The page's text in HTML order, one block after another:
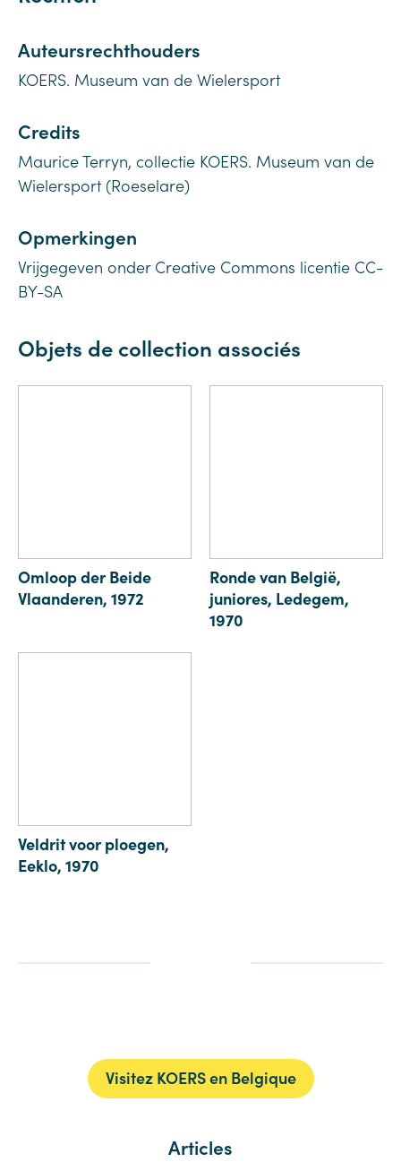
Auteursrechthouders
KOERS. Museum van de Wielersport
Credits
Maurice Terryn, collectie KOERS. Museum van de
Wielersport (Roeselare)
Opmerkingen
Vrijgegeven onder Creative Commons licentie CC-
BY-SA
Objets de collection associés
Omloop der Beide
Vlaanderen, 1972
Ronde van België,
juniores, Ledegem,
1970
Veldrit voor ploegen,
Eeklo, 1970
Visitez KOERS en Belgique
Articles